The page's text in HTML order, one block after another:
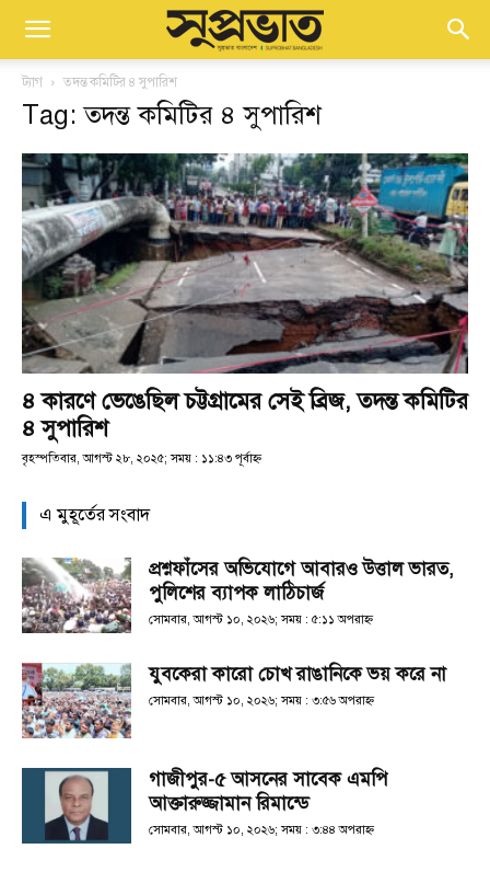
ট্যাগ তদন্ত কমিটির ৪ সুপারিশ
Tag: তদন্ত কমিটির ৪ সুপারিশ
৪ কারণে ভেঙেছিল চট্টগ্রামের সেই ব্রিজ, তদন্ত কমিটির
৪ সুপারিশ
বৃহস্পতিবার, আগস্ট ২৮, ২০২৫; সময় : ১১:৪৩ পূর্বাহ্ণ
এ মুহূর্তের সংবাদ
প্রশ্নফাঁসের অভিযোগে আবারও উত্তাল ভারত,
পুলিশের ব্যাপক লাঠিচার্জ
সোমবার, আগস্ট ১০, ২০২৬; সময় : ৫:১১ অপরাহ্ণ
যুবকেরা কারো চোখ রাঙানিকে ভয় করে না
সোমবার, আগস্ট ১০, ২০২৬; সময় : ৩:৫৬ অপরাহ্ণ
গাজীপুর-৫ আসনের সাবেক এমপি
আক্তারুজ্জামান রিমান্ডে
সোমবার, আগস্ট ১০, ২০২৬; সময় : ৩:৪৪ অপরাহ্ণ